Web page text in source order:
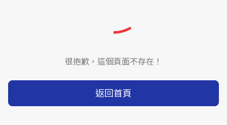
很抱歉，這個頁面不存在！
返回首頁